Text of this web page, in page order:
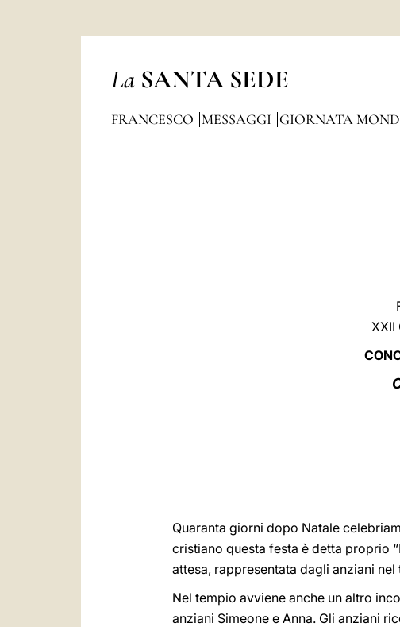
La SANTA SEDE
FRANCESCO MESSAGGI GIORNATA
XXII
Quaranta giorni dopo Natale
cristiano questa festa è detta proprio
attesa, rappresentata dagli anziani nel
Nel tempio avviene anche un altro
anziani Simeone e Anna. Gli anziani